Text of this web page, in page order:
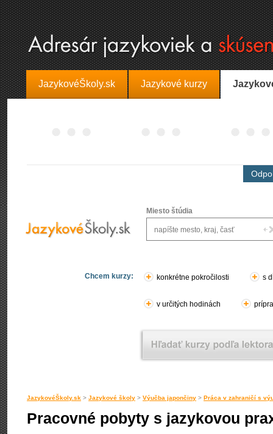
JazykovéŠkoly.sk Jazykové kurzy
Miesto štúdia
Chcem kurzy: konkrétne pokročilosti s
v určitých hodinách
JazykovéŠkoly.sk > Jazykové školy > Výučba japončiny > Práca v zahraničí s
Pracovné pobyty s jazykovou